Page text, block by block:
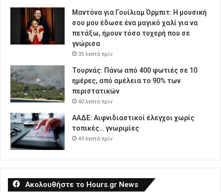
Μαντόνα για Γουίλιαμ Όρμπιτ: Η μουσική
σου μου έδωσε ένα μαγικό χαλί για να
πετάξω, ήμουν τόσο τυχερή που σε
γνώρισα
35 λεπτά πρίν
Τουρνάς: Πάνω από 400 φωτιές σε 10
ημέρες, από αμέλεια το 90% των
περιστατικών
40 λεπτά πρίν
ΑΑΔΕ: Αιφνιδιαστικοί έλεγχοι χωρίς
τοπικές… γνωριμίες
49 λεπτά πρίν
Ακολουθήστε το Hours.gr News